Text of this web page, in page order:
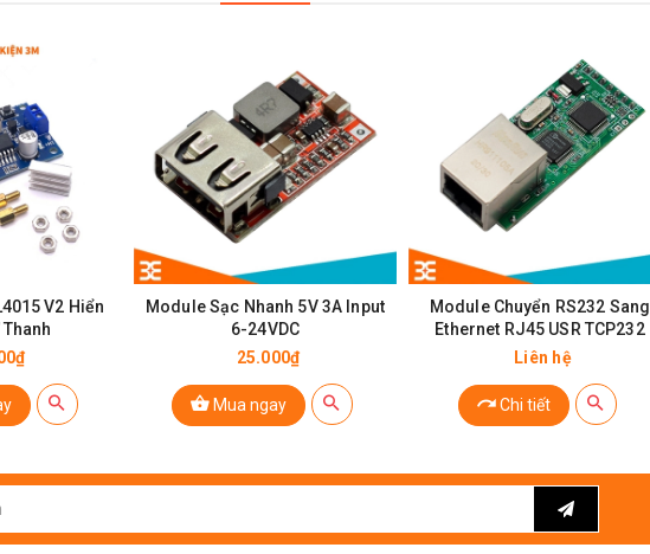
sạc pin dự phòng 5V
pin lithium có thể sạc lại cũng có thể được kết nối 3,7 18650 pin
V2 Hiển
Module Sạc Nhanh 5V 3A Input
6-24VDC
25.000₫
Mua ngay
Module Chuyển RS232 Sang
Ethernet RJ45 USR TCP232
Liên hệ
Chi tiết